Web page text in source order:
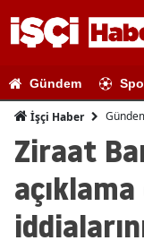
Gündem
İşçi Haber
Ziraat